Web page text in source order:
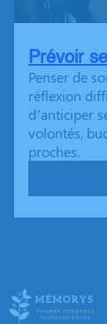
Prévoir
Penser de
réflexion
d’anticiper
volontés,
proches.